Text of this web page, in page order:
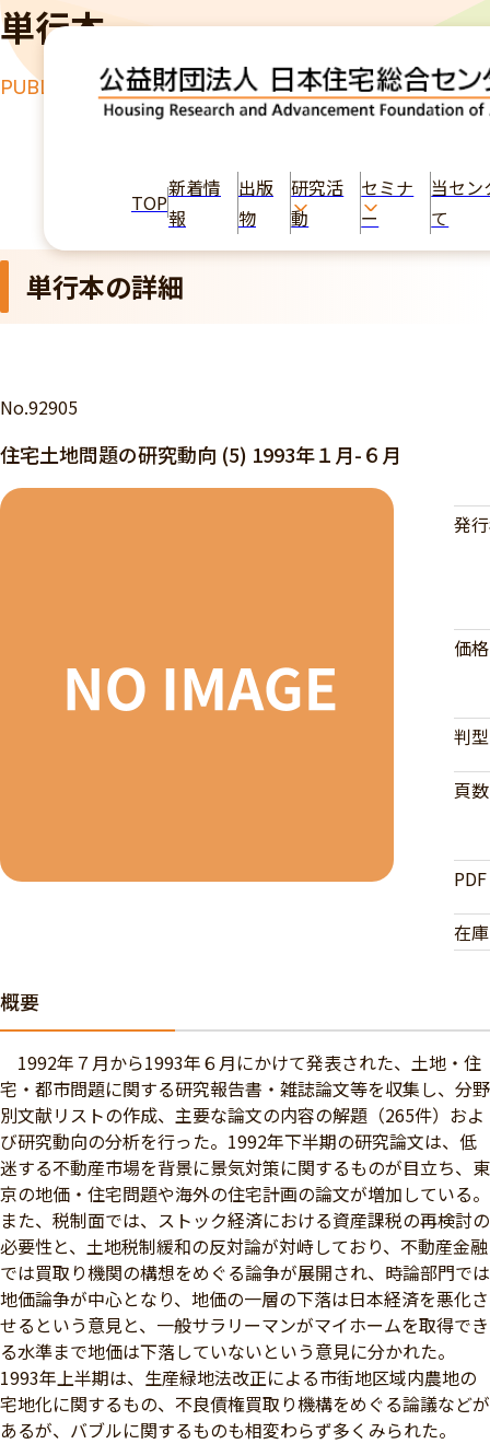
TOP
新着情
報
出版
物
研究活
動
セミナ
ー
当セン
て
単行本
PUBLICATION
単行本の詳細
No.92905
住宅土地問題の研究動向 (5) 1993年１月-６月
発
価
判型
頁数
PDF
在庫
概要
1992年７月から1993年６月にかけて発表された、土地・住
宅・都市問題に関する研究報告書・雑誌論文等を収集し、分野
別文献リストの作成、主要な論文の内容の解題（265件）およ
び研究動向の分析を行った。1992年下半期の研究論文は、低
迷する不動産市場を背景に景気対策に関するものが目立ち、東
京の地価・住宅問題や海外の住宅計画の論文が増加している。
また、税制面では、ストック経済における資産課税の再検討の
必要性と、土地税制緩和の反対論が対峙しており、不動産金融
では買取り機関の構想をめぐる論争が展開され、時論部門では
地価論争が中心となり、地価の一層の下落は日本経済を悪化さ
せるという意見と、一般サラリーマンがマイホームを取得でき
る水準まで地価は下落していないという意見に分かれた。
1993年上半期は、生産緑地法改正による市街地区域内農地の
宅地化に関するもの、不良債権買取り機構をめぐる論議などが
あるが、バブルに関するものも相変わらず多くみられた。